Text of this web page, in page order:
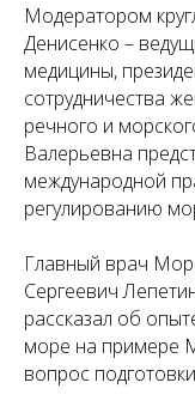
Модератором
Денисенко –
медицины,
сотрудничества
речного и
Валерьевна
международной
регулированию
Главный врач
Сергеевич
рассказал об
море на примере
вопрос